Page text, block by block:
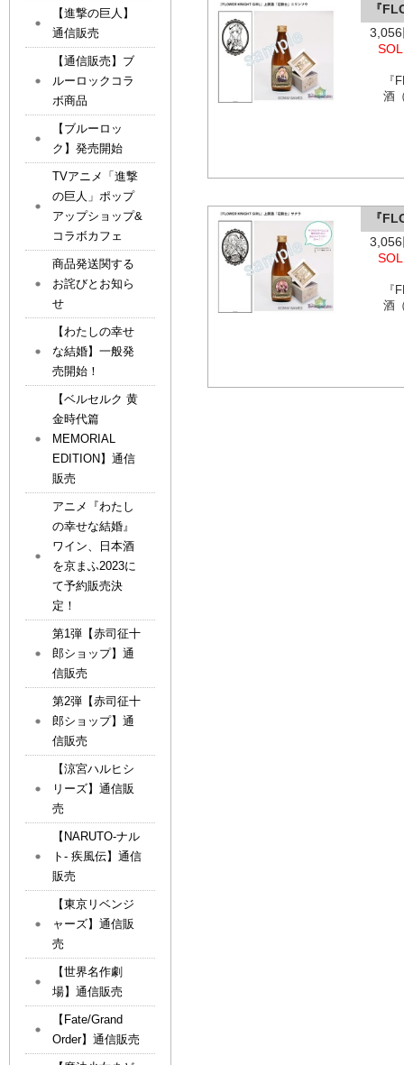
『
『
酒
『
『
酒
【進撃の巨人】
通信販売
【通信販売】ブ
ルーロックコラ
ボ商品
【ブルーロッ
ク】発売開始
TVアニメ「進撃
の巨人」ポップ
アップショップ&
コラボカフェ
商品発送関する
お詫びとお知ら
せ
【わたしの幸せ
な結婚】一般発
売開始！
【ベルセルク 黄
金時代篇
MEMORIAL
EDITION】通信
販売
アニメ『わたし
の幸せな結婚』
ワイン、日本酒
を京まふ2023に
て予約販売決
定！
第1弾【赤司征十
郎ショップ】通
信販売
第2弾【赤司征十
郎ショップ】通
信販売
【涼宮ハルヒシ
リーズ】通信販
売
【NARUTO-ナル
ト- 疾風伝】通信
販売
【東京リベンジ
ャーズ】通信販
売
【世界名作劇
場】通信販売
【Fate/Grand
Order】通信販売